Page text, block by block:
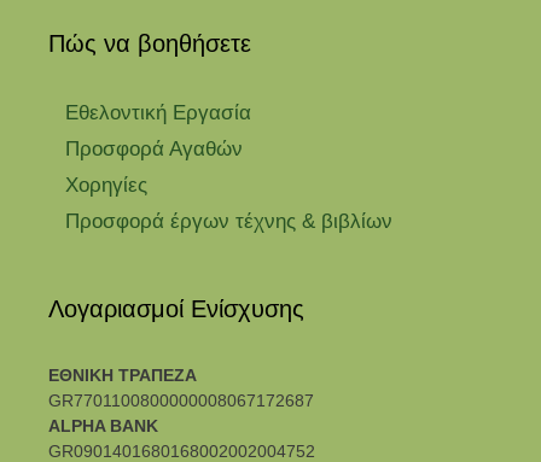
Πώς να βοηθήσετε
Εθελοντική Εργασία
Προσφορά Αγαθών
Χορηγίες
Προσφορά έργων τέχνης & βιβλίων
Λογαριασμοί Ενίσχυσης
ΕΘΝΙΚΗ ΤΡΑΠΕΖΑ
GR7701100800000008067172687
ALPHA BANK
GR0901401680168002002004752